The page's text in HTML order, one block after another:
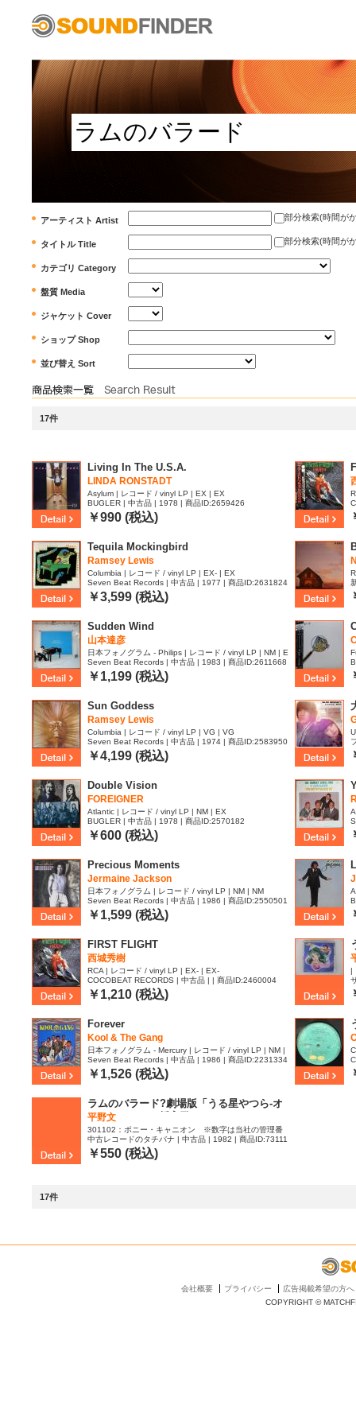
アーティスト Artist 部分検索(時間が
タイトル Title 部分検索(時間が
カテゴリ Category
盤質 Media
ジャケット Cover
ショップ Shop
並び替え Sort
17件
Living In The U.S.A.
LINDA RONSTADT
Asylum | レコード / vinyl LP | EX | EX
BUGLER | 中古品 | 1978 | 商品ID:2659426
￥990 (税込)
Tequila Mockingbird
Ramsey Lewis
Columbia | レコード / vinyl LP | EX- | EX
Seven Beat Records | 中古品 | 1977 | 商品ID:2631824
￥3,599 (税込)
9
Sudden Wind
山本達彦
日本フォノグラム - Philips | レコード / vinyl LP | NM | E
X-
Seven Beat Records | 中古品 | 1983 | 商品ID:2611668
￥1,199 (税込)
Sun Goddess
Ramsey Lewis
Columbia | レコード / vinyl LP | VG | VG
Seven Beat Records | 中古品 | 1974 | 商品ID:2583950
￥4,199 (税込)
|
Double Vision
FOREIGNER
Atlantic | レコード / vinyl LP | NM | EX
BUGLER | 中古品 | 1978 | 商品ID:2570182
￥600 (税込)
Precious Moments
Jermaine Jackson
日本フォノグラム | レコード / vinyl LP | NM | NM
Seven Beat Records | 中古品 | 1986 | 商品ID:2550501
￥1,599 (税込)
FIRST FLIGHT
西城秀樹
RCA | レコード / vinyl LP | EX- | EX-
COCOBEAT RECORDS | 中古品 | | 商品ID:2460004
￥1,210 (税込)
|
Forever
Kool & The Gang
日本フォノグラム - Mercury | レコード / vinyl LP | NM |
EX
Seven Beat Records | 中古品 | 1986 | 商品ID:2231334
￥1,526 (税込)
ラムのバラード?劇場版「うる星やつら-オ
ンリー・ユー」挿入歌
平野文
301102：ポニー・キャニオン ※数字は当社の管理番
号です | レコード / vinyl 7inch | NM | M
中古レコードのタチバナ | 中古品 | 1982 | 商品ID:73111
1￥550 (税込)
17件
会社概要 プライバシー
広告掲載希望の方へ
COPYRIGHT ©